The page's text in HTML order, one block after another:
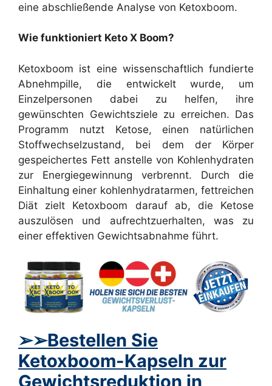
eine abschließende Analyse von Ketoxboom.
Wie funktioniert Keto X Boom?
Ketoxboom ist eine wissenschaftlich fundierte
Abnehmpille, die entwickelt wurde, um
Einzelpersonen dabei zu helfen, ihre
gewünschten Gewichtsziele zu erreichen. Das
Programm nutzt Ketose, einen natürlichen
Stoffwechselzustand, bei dem der Körper
gespeichertes Fett anstelle von Kohlenhydraten
zur Energiegewinnung verbrennt. Durch die
Einhaltung einer kohlenhydratarmen, fettreichen
Diät zielt Ketoxboom darauf ab, die Ketose
auszulösen und aufrechtzuerhalten, was zu
einer effektiven Gewichtsabnahme führt.
➢➢Bestellen Sie
Ketoxboom-Kapseln zur
Gewichtsreduktion in